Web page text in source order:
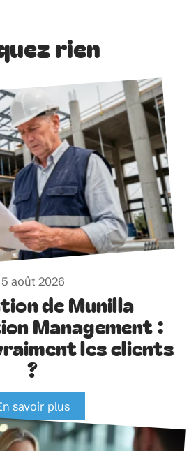
rien
5 août 2026
de Munilla
Management :
les clients
?
savoir plus